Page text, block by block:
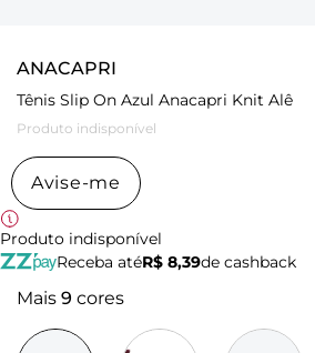
ANACAPRI
Tênis Slip On Azul Anacapri Knit Alê
Produto indisponível
Avise-me
Produto indisponível
Receba atéR$ 8,39de cashback
Mais 9 cores